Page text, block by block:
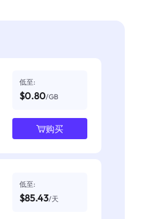
低至:
$0.80/GB
购买
低至:
$85.43/天